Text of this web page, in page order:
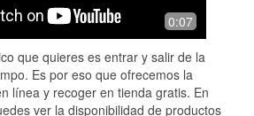
0:07
que quieres es entrar y salir de la
Es por eso que ofrecemos la
línea y recoger en tienda gratis. En
ver la disponibilidad de productos